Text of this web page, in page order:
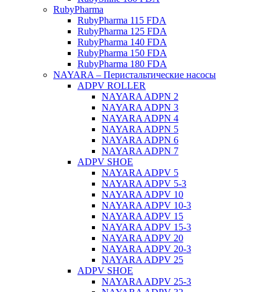
RubyPharma
RubyPharma 115 FDA
RubyPharma 125 FDA
RubyPharma 140 FDA
RubyPharma 150 FDA
RubyPharma 180 FDA
NAYARA – Перистальтические насосы
ADPV ROLLER
NAYARA ADPN 2
NAYARA ADPN 3
NAYARA ADPN 4
NAYARA ADPN 5
NAYARA ADPN 6
NAYARA ADPN 7
ADPV SHOE
ΝAYARA ADPV 5
NAYARA ADPV 5-3
NAYARA ADPV 10
NAYARA ADPV 10-3
NAYARA ADPV 15
NAYARA ADPV 15-3
NAYARA ADPV 20
NAYARA ADPV 20-3
NAYARA ADPV 25
ADPV SHOE
NAYARA ADPV 25-3